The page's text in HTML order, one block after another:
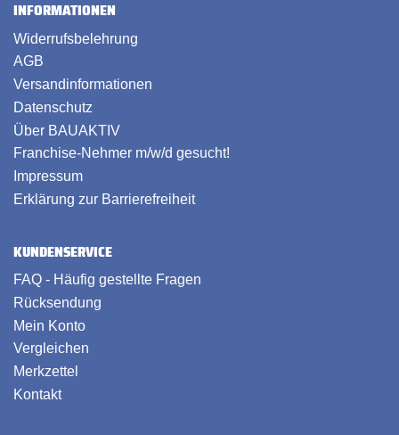
INFORMATIONEN
Widerrufsbelehrung
AGB
Versandinformationen
Datenschutz
Über BAUAKTIV
Franchise-Nehmer m/w/d gesucht!
Impressum
Erklärung zur Barrierefreiheit
KUNDENSERVICE
FAQ - Häufig gestellte Fragen
Rücksendung
Mein Konto
Vergleichen
Merkzettel
Kontakt